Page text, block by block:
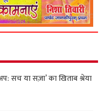
सच या सज़ा’ का खिताब श्रेया